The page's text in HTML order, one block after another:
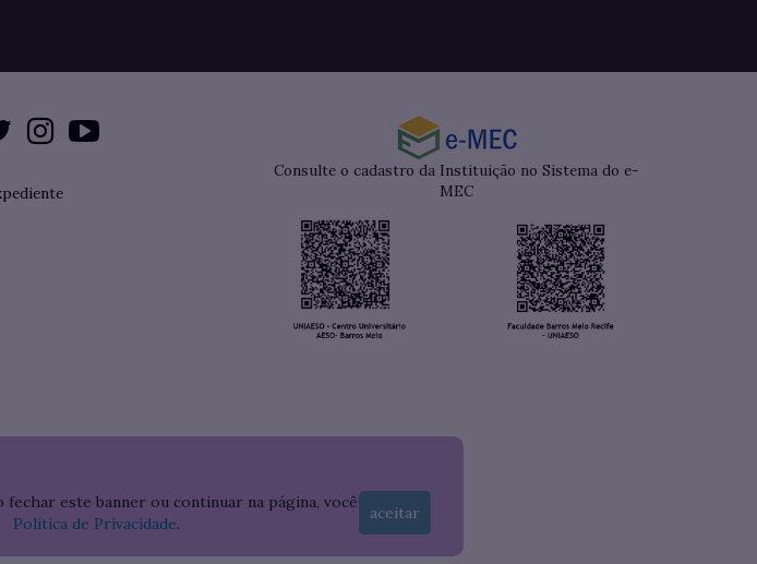
este banner ou continuar na página, você
Política de Privacidade.
aceitar
Consulte o cadastro da Instituição no Sistema do e-
MEC